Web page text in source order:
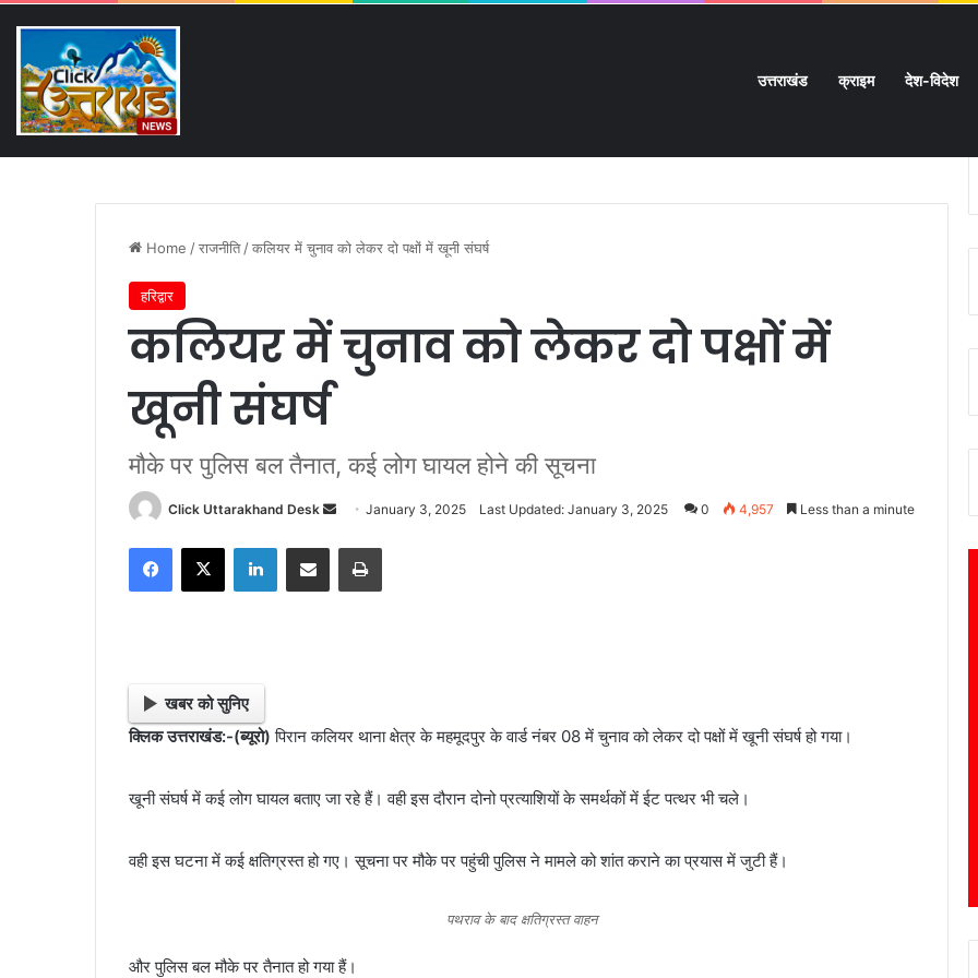
उत्तराखंड क्राइम देश-विदेश
Saturday, August 8 2026
Home /राजनीति /कलियर में चुनाव को लेकर दो पक्षों में खूनी संघर्ष
हरिद्वार
कलियर में चुनाव को लेकर दो पक्षों में
खूनी संघर्ष
मौके पर पुलिस बल तैनात, कई लोग घायल होने की सूचना
Click Uttarakhand Desk
d
January 3, 2025 Last Updated: January 3, 2025 0 4,957 Less than a minute
खबर को सुनिए
क्लिक उत्तराखंड:-(ब्यूरो)पिरान कलियर थाना क्षेत्र के महमूदपुर के वार्ड नंबर 08 में चुनाव को लेकर दो पक्षों में खूनी संघर्ष हो गया।
खूनी संघर्ष में कई लोग घायल बताए जा रहे हैं। वही इस दौरान दोनो प्रत्याशियों के समर्थकों में ईट पत्थर भी चले।
वही इस घटना में कई क्षतिग्रस्त हो गए। सूचना पर मौके पर पहुंची पुलिस ने मामले को शांत कराने का प्रयास में जुटी हैं।
पथराव के बाद क्षतिग्रस्त वाहन
और पुलिस बल मौके पर तैनात हो गया हैं।